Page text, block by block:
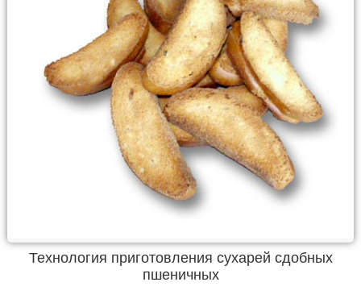
Технология приготовления сухарей сдобных
пшеничных